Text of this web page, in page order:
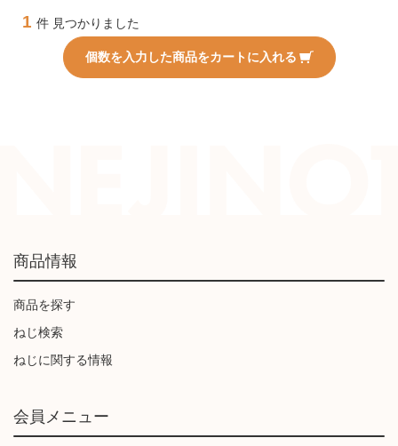
1 件 見つかりました
個数を入力した商品をカートに入れる
商品情報
商品を探す
ねじ検索
ねじに関する情報
会員メニュー